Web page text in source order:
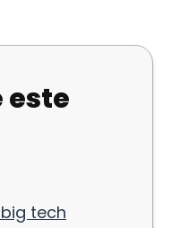
este
tech